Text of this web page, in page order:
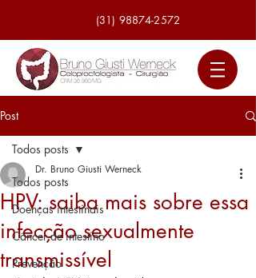
(31) 98874-2572
Post
Todos posts
Doenças intestinais
Câncer de intestino
Prevenção
Todos posts
HPV: saiba mais sobre essa
infecção sexualmente
transmissível
Dr. Bruno Giusti Werneck